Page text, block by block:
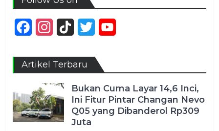
FacebookInstagram
TikTok Twitter
Artikel Terbaru
Bukan Cuma Layar 14,6 Inci,
Ini Fitur Pintar Changan Nevo
Q05 yang Dibanderol Rp309
Juta